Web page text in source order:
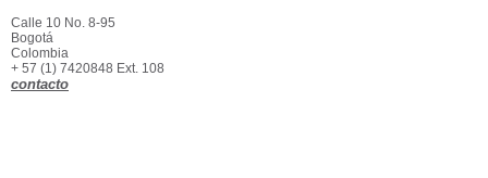
Vida y Obra--Arredondo,Antonio
Vida y Obra--
Arredondo,Antonio
Calle 10 No. 8-95
Bogotá
Colombia
+ 57 (1) 7420848 Ext. 108
contacto